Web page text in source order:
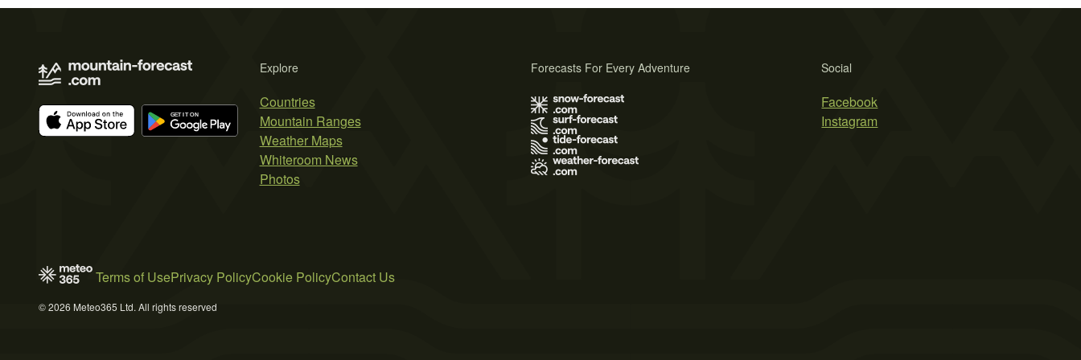
Explore
Countries
Mountain Ranges
Weather Maps
Whiteroom News
Photos
Social
Facebook
Instagram
Forecasts For Every Adventure
Terms of UsePrivacy PolicyCookie PolicyContact Us
© 2026 Meteo365 Ltd. All rights reserved